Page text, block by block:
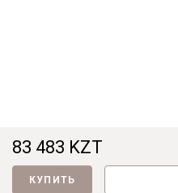
83 483 KZT
КУПИТЬ